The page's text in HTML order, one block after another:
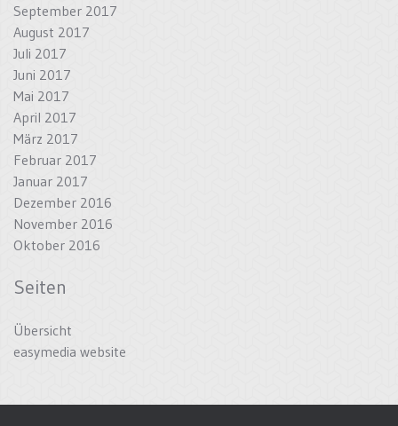
September 2017
August 2017
Juli 2017
Juni 2017
Mai 2017
April 2017
März 2017
Februar 2017
Januar 2017
Dezember 2016
November 2016
Oktober 2016
Seiten
Übersicht
easymedia website